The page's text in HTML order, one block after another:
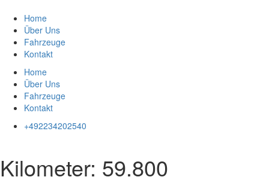
Inhalt
springen
Home
Über Uns
Fahrzeuge
Kontakt
Home
Über Uns
Fahrzeuge
Kontakt
+492234202540
Kilometer: 59.800